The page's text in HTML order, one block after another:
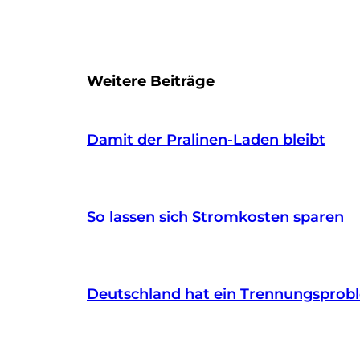
Weitere Beiträge
Damit der Pralinen-Laden bleibt
So lassen sich Stromkosten sparen
Deutschland hat ein